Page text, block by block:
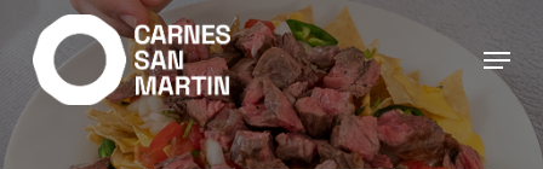
contenido
principal